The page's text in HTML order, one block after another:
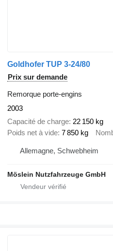
Goldhofer TUP 3-24/80
Prix sur demande
Remorque porte-engins
2003
Capacité de charge 22 150 kg
Poids net à vide 7 850 kg
Allemagne, Schwebheim
Möslein Nutzfahrzeuge GmbH